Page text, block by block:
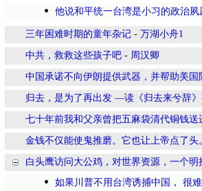
他说和平统一台湾是小习的政治夙
三年困难时期的童年杂记 - 万湖小舟1
中共，救救这些孩子吧 - 周汉卿
中国承诺不向伊朗提供武器，并帮助美国
归去，是为了再出发 —读《归去来兮辞
七十年前我和父亲曾把五麻袋清代铜钱送
金钱不仅能使鬼推磨。它也让上帝点了头
白头鹰访问大公鸡，对世界资源，一个明
如果川普不用台湾诱捕中国， 很